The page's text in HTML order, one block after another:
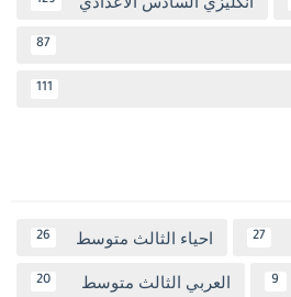
87
111
27 احياء الثالث متوسط 26
9 العربي الثالث متوسط 20